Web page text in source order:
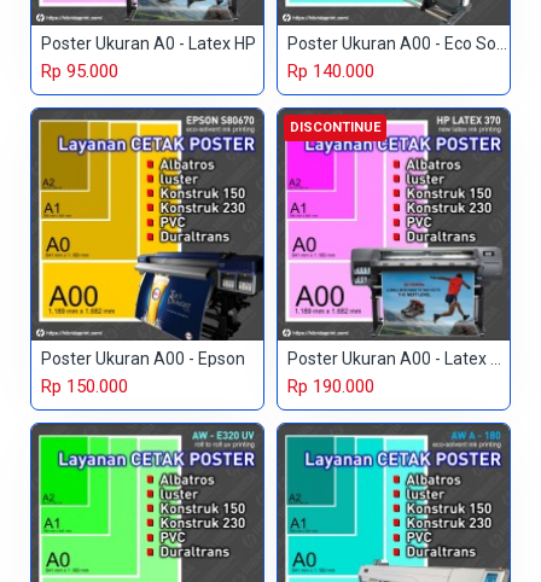
Poster Ukuran A0 - Latex HP
Rp 95.000
Poster Ukuran A00 - Eco Solvent
Rp 140.000
Poster Ukuran A00 - Epson
Rp 150.000
DISCONTINUE
Poster Ukuran A00 - Latex HP
Rp 190.000